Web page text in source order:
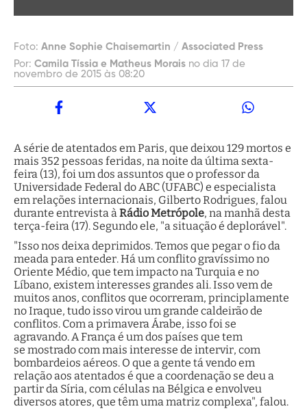
Foto: Anne Sophie Chaisemartin / Associated Press
Por: Camila Tíssia e Matheus Morais no dia 17 de
novembro de 2015 às 08:20
A série de atentados em Paris, que deixou 129 mortos e
mais 352 pessoas feridas, na noite da última sexta-
feira (13), foi um dos assuntos que o professor da
Universidade Federal do ABC (UFABC) e especialista
em relações internacionais, Gilberto Rodrigues, falou
durante entrevista àRádio Metrópole, na manhã desta
terça-feira (17). Segundo ele, "a situação é deplorável".
"Isso nos deixa deprimidos. Temos que pegar o fio da
meada para enteder. Há um conflito gravíssimo no
Oriente Médio, que tem impacto na Turquia e no
Líbano, existem interesses grandes ali. Isso vem de
muitos anos, conflitos que ocorreram, principlamente
no Iraque, tudo isso virou um grande caldeirão de
conflitos. Com a primavera Árabe, isso foi se
agravando. A França é um dos países que tem
se mostrado com mais interesse de intervir, com
bombardeios aéreos. O que a gente tá vendo em
relação aos atentados é que a coordenação se deu a
partir da Síria, com células na Bélgica e envolveu
diversos atores, que têm uma matriz complexa", falou.